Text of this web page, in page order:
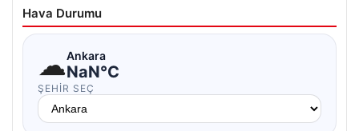
Hava Durumu
☁Ankara
NaN°C
ŞEHIR SEÇ